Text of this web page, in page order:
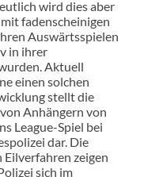
wird dies aber
fadenscheinigen
Auswärtsspielen
in ihrer
Aktuell
einen solchen
stellt die
Anhängern von
League-Spiel bei
dar. Die
Eilverfahren zeigen
sich im